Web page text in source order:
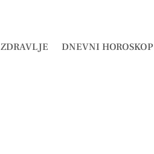
ZDRAVLJE DNEVNI HOROSKOP